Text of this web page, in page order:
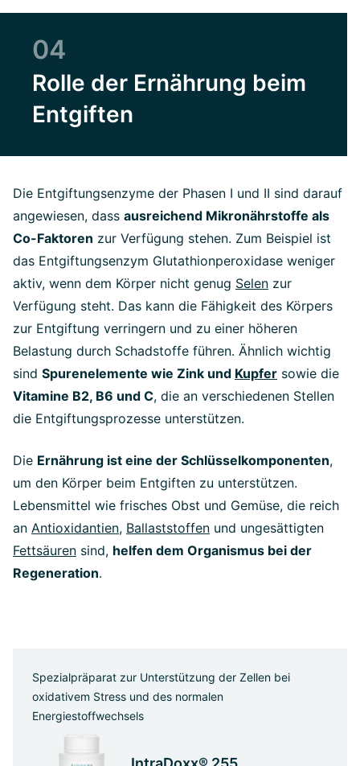
04
Rolle der Ernährung beim
Entgiften
Die Entgiftungsenzyme der Phasen I und II sind darauf
angewiesen, dass ausreichend Mikronährstoffe als
Co-Faktoren zur Verfügung stehen. Zum Beispiel ist
das Entgiftungsenzym Glutathionperoxidase weniger
aktiv, wenn dem Körper nicht genug Selen zur
Verfügung steht. Das kann die Fähigkeit des Körpers
zur Entgiftung verringern und zu einer höheren
Belastung durch Schadstoffe führen. Ähnlich wichtig
sind Spurenelemente wie Zink und Kupfer sowie die
Vitamine B2, B6 und C, die an verschiedenen Stellen
die Entgiftungsprozesse unterstützen.
Die Ernährung ist eine der Schlüsselkomponenten,
um den Körper beim Entgiften zu unterstützen.
Lebensmittel wie frisches Obst und Gemüse, die reich
an Antioxidantien, Ballaststoffen und ungesättigten
Fettsäuren sind, helfen dem Organismus bei der
Regeneration.
Spezialpräparat zur Unterstützung der Zellen bei
oxidativem Stress und des normalen
Energiestoffwechsels